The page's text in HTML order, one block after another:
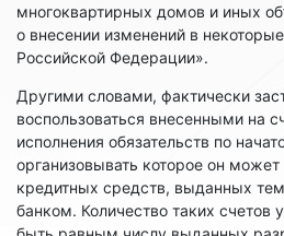
многоквартирных домов и иных
о внесении изменений в
Российской Федерации».
Другими словами, фактически
воспользоваться внесенными на
исполнения обязательств по
организовывать которое он
кредитных средств, выданных
банком. Количество таких счетов